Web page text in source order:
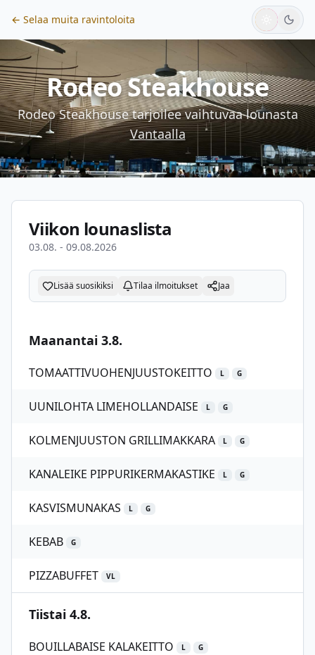
← Selaa muita ravintoloita
Rodeo Steakhouse
Rodeo Steakhousetarjoilee vaihtuvaa lounasta
Vantaalla
Viikon lounaslista
03.08. - 09.08.2026
Lisää suosikiksi Tilaa ilmoitukset Jaa
Maanantai 3.8.
TOMAATTIVUOHENJUUSTOKEITTO L G
UUNILOHTA LIMEHOLLANDAISE L G
KOLMENJUUSTON GRILLIMAKKARA L G
KANALEIKE PIPPURIKERMAKASTIKE L G
KASVISMUNAKAS L G
KEBAB G
PIZZABUFFET VL
Tiistai 4.8.
BOUILLABAISE KALAKEITTO L G